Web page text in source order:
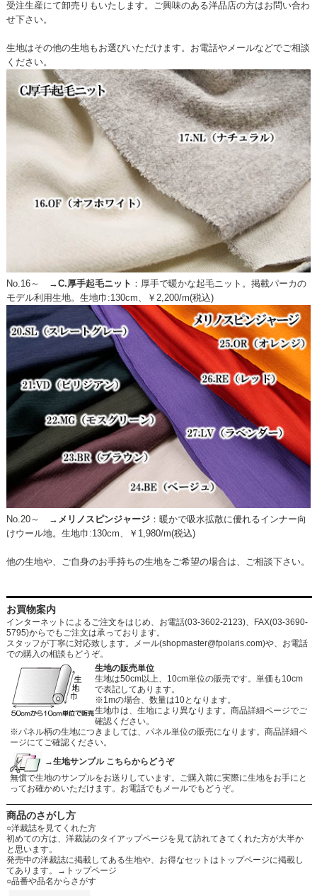
受注生産にて卸売りもいたします。ご興味のある洋品店の方はお問い合わ
せ下さい。
生地はその他の生地もお選びいただけます。お電話やメールなどでご相談
ください。
No.16～ →C.厚手起毛ニット ： 厚手で暖かな起毛ニット。掲載パーカの
モデル利用生地。生地巾:130cm、￥2,200/m(税込)
No.20～ → メリノスピンジャージ： 暖かで吸水拡散に優れるインナー向
けウール地。生地巾:130cm、￥1,980/m(税込)
他の生地や、ご自身のお手持ちの生地をご希望の場合は、ご相談下さい。
お買物案内
インターネットによるご注文をはじめ、お電話(03-3602-2123)、FAX(03-3690-
5795)からでもご注文は承っております。
スタッフが丁寧に対応致します。メール(shopmaster@fpolaris.com)や、お電話
での購入の相談もどうぞ。
生地の販売単位
生地は50cm以上、10cm単位の販売です。単価も10cm
で表記してあります。
※1mの場合、数量は10となります。
生地巾は、生地により異なります。商品詳細ページでご
確認ください。
※パネル柄の生地につきましては、パネル単位の販売になります。商品詳細ペ
ージにてご確認ください。
→生地サンプル こちらからどうぞ
無償で生地のサンプルをお送りしています。ご購入前に実際に生地をお手にと
ってお確かめいただけます。お電話でもメールでもどうぞ。
商品のさがし方
○洋裁誌を見てくれた方
初めての方は、洋裁誌のタイアップページを見て訪れてきてくれた方が大半か
と思います。
発売中の洋裁誌に掲載してある生地や、お得なセットはトップページに掲載し
てあります。
→トップページ
○品番や品名からさがす